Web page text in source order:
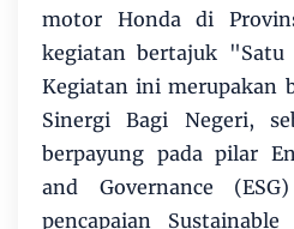
motor Honda di
kegiatan bertajuk
Kegiatan ini merupakan
Sinergi Bagi Negeri,
berpayung pada pilar
and Governance
pencapaian